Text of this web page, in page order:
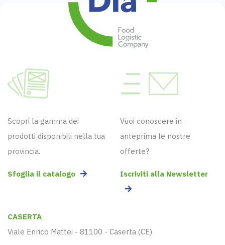
Scopri la gamma dei
prodotti disponibili nella tua
provincia.
Sfoglia il catalogo
Vuoi conoscere in
anteprima le nostre
offerte?
Iscriviti alla Newsletter
CASERTA
Viale Enrico Mattei - 81100 - Caserta (CE)